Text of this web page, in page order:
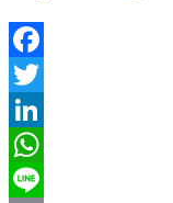
Facebook
Twitter
LinkedIn
WhatsApp